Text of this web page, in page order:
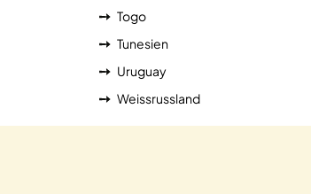
Togo
Tunesien
Uruguay
Weissrussland